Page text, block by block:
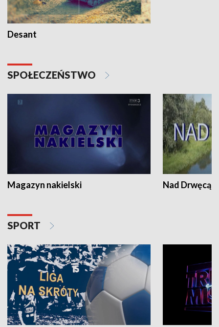
Desant
SPOŁECZEŃSTWO
Magazyn nakielski Nad Drwęcą
SPORT